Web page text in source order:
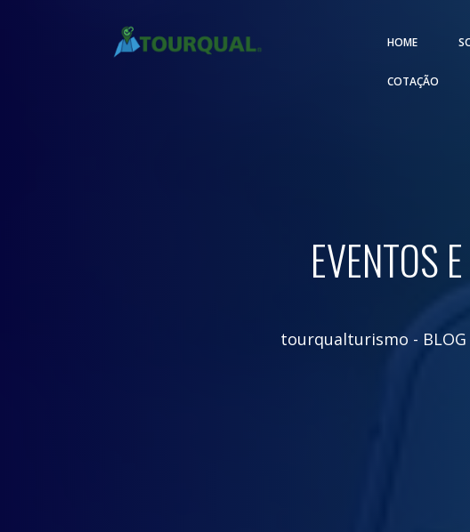
HOME
COTAÇÃO
EVENTOS
tourqualturismo - BLOG